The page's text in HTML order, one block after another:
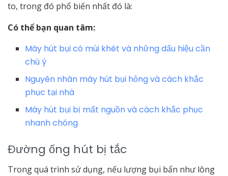
to, trong đó phổ biến nhất đó là:
Có thể bạn quan tâm:
Máy hút bụi có mùi khét và những dấu hiệu cần
chú ý
Nguyên nhân máy hút bụi hỏng và cách khắc
phục tại nhà
Máy hút bụi bị mất nguồn và cách khắc phục
nhanh chóng
Đường ống hút bị tắc
Trong quá trình sử dụng, nếu lượng bụi bẩn như lông